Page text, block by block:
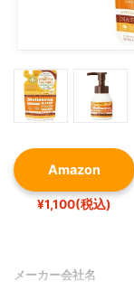
Amazon
¥1,100(税込)
メーカー会社名